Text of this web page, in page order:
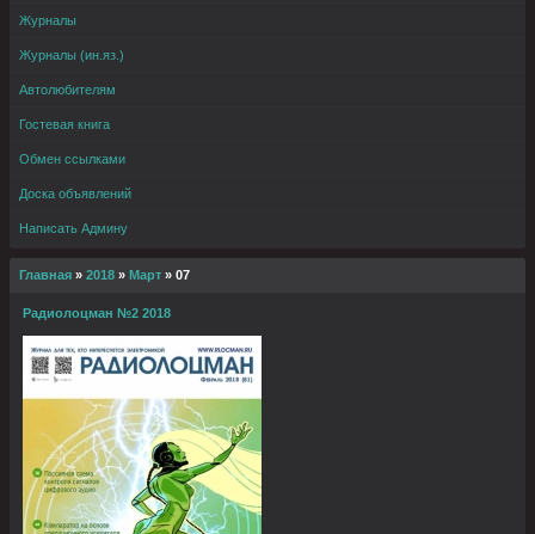
Журналы
Журналы (ин.яз.)
Автолюбителям
Гостевая книга
Обмен ссылками
Доска объявлений
Написать Админу
Главная » 2018 » Март » 07
Радиолоцман №2 2018